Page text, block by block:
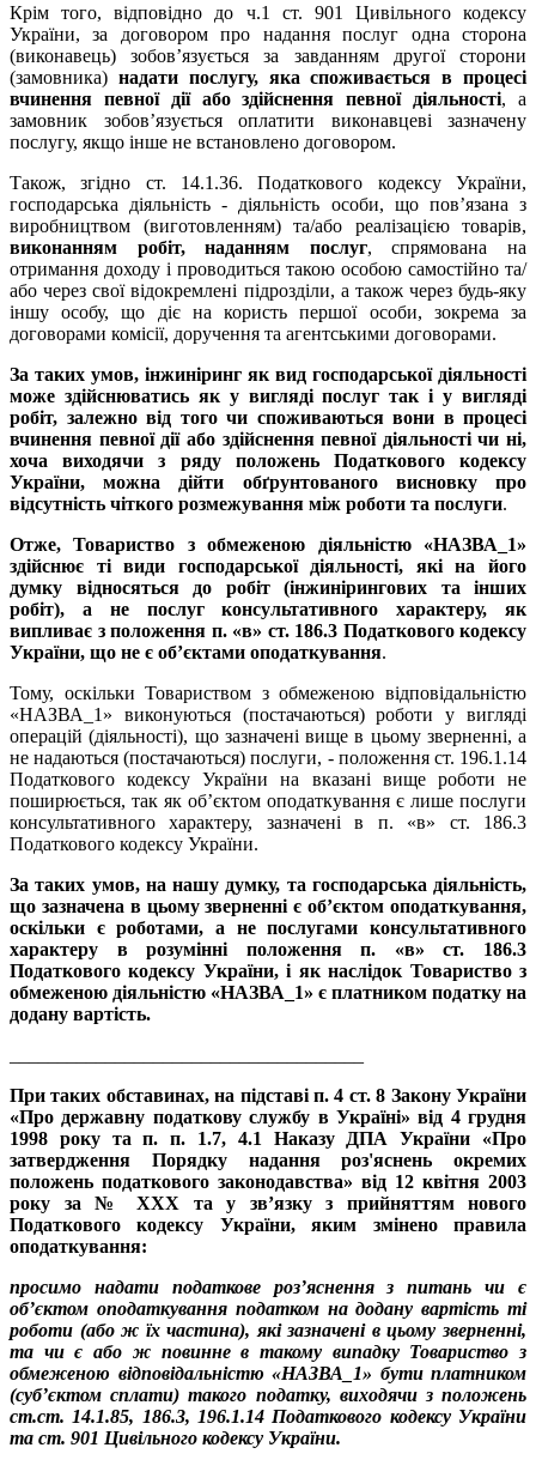
Крім того, відповідно до ч.1 ст. 901 Цивільного кодексу
України, за договором про надання послуг одна сторона
(виконавець) зобов’язується за завданням другої сторони
(замовника) надати послугу, яка споживається в процесі
вчинення певної дії або здійснення певної діяльності, а
замовник зобов’язується оплатити виконавцеві зазначену
послугу, якщо інше не встановлено договором.
Також, згідно ст. 14.1.36. Податкового кодексу України,
господарська діяльність - діяльність особи, що пов’язана з
виробництвом (виготовленням) та/або реалізацією товарів,
виконанням робіт, наданням послуг, спрямована на
отримання доходу і проводиться такою особою самостійно та/
або через свої відокремлені підрозділи, а також через будь-яку
іншу особу, що діє на користь першої особи, зокрема за
договорами комісії, доручення та агентськими договорами.
За таких умов, інжиніринг як вид господарської діяльності
може здійснюватись як у вигляді послуг так і у вигляді
робіт, залежно від того чи споживаються вони в процесі
вчинення певної дії або здійснення певної діяльності чи ні,
хоча виходячи з ряду положень Податкового кодексу
України, можна дійти обґрунтованого висновку про
відсутність чіткого розмежування між роботи та послуги.
Отже, Товариство з обмеженою діяльністю «НАЗВА_1»
здійснює ті види господарської діяльності, які на його
думку відносяться до робіт (інжинірингових та інших
робіт), а не послуг консультативного характеру, як
випливає з положення п. «в» ст. 186.3 Податкового кодексу
України, що не є об’єктами оподаткування.
Тому, оскільки Товариством з обмеженою відповідальністю
«НАЗВА_1» виконуються (постачаються) роботи у вигляді
операцій (діяльності), що зазначені вище в цьому зверненні, а
не надаються (постачаються) послуги, - положення ст. 196.1.14
Податкового кодексу України на вказані вище роботи не
поширюється, так як об’єктом оподаткування є лише послуги
консультативного характеру, зазначені в п. «в» ст. 186.3
Податкового кодексу України.
За таких умов, на нашу думку, та господарська діяльність,
що зазначена в цьому зверненні є об’єктом оподаткування,
оскільки є роботами, а не послугами консультативного
характеру в розумінні положення п. «в» ст. 186.3
Податкового кодексу України, і як наслідок Товариство з
обмеженою діяльністю «НАЗВА_1» є платником податку на
додану вартість.
При таких обставинах, на підставі п. 4 ст. 8 Закону України
«Про державну податкову службу в Україні» від 4 грудня
1998 року та п. п. 1.7, 4.1 Наказу ДПА України «Про
затвердження Порядку надання роз'яснень окремих
положень податкового законодавства» від 12 квітня 2003
року за № XXX та у зв’язку з прийняттям нового
Податкового кодексу України, яким змінено правила
оподаткування:
просимо надати податкове роз’яснення з питань чи є
об’єктом оподаткування податком на додану вартість ті
роботи (або ж їх частина), які зазначені в цьому зверненні,
та чи є або ж повинне в такому випадку Товариство з
обмеженою відповідальністю «НАЗВА_1» бути платником
(суб’єктом сплати) такого податку, виходячи з положень
ст.ст. 14.1.85, 186.3, 196.1.14 Податкового кодексу України
та ст. 901 Цивільного кодексу України.